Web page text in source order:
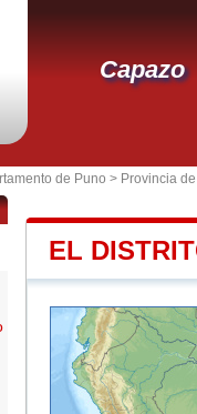
Capazo
de Puno > Provincia
EL